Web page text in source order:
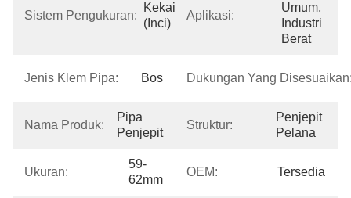
Sistem Pengukuran:
Kekaisaran
(Inci)
Aplikasi:
Umum,
Industri
Berat
Jenis Klem Pipa: Bos Dukungan Yang
Nama Produk:
Pipa
Penjepit
Struktur:
Penjepit
Pelana
Ukuran:
59-
62mm
OEM: Tersedia